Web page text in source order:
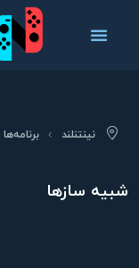
نینتنلند برنامه‌ها
شبیه ساز‌ها